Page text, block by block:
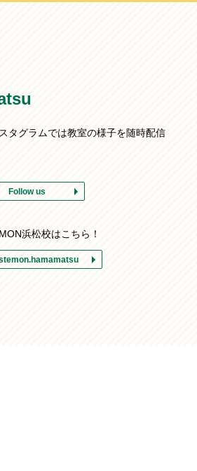
タグラムでは教室の様子を随時配信
Follow us
浜松校はこちら！